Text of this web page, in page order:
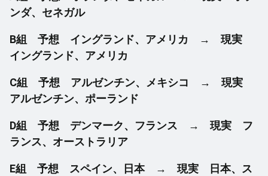
ンダ、セネガル
B組 予想 イングランド、アメリカ → 現実
イングランド、アメリカ
C組 予想 アルゼンチン、メキシコ → 現実
アルゼンチン、ポーランド
D組 予想 デンマーク、フランス → 現実 フ
ランス、オーストラリア
E組 予想 スペイン、日本 → 現実 日本、ス